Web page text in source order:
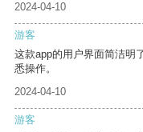
2024-04-10
游客
这款app的用户界面简洁明
悉操作。
2024-04-10
游客